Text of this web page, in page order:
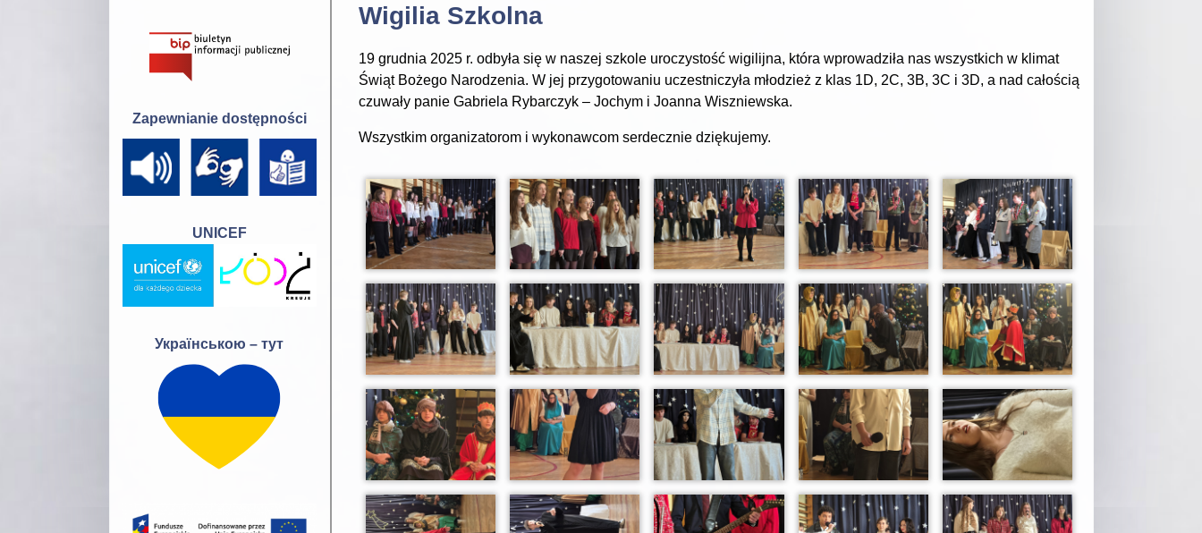
Wigilia Szkolna
19 grudnia 2025 r. odbyła się w naszej szkole uroczystość wigilijna, która wprowadziła nas wszystkich w klimat
Świąt Bożego Narodzenia. W jej przygotowaniu uczestniczyła młodzież z klas 1D, 2C, 3B, 3C i 3D, a nad całością
czuwały panie Gabriela Rybarczyk – Jochym i Joanna Wiszniewska.
Wszystkim organizatorom i wykonawcom serdecznie dziękujemy.
Zapewnianie dostępności
UNICEF
Українською – тут